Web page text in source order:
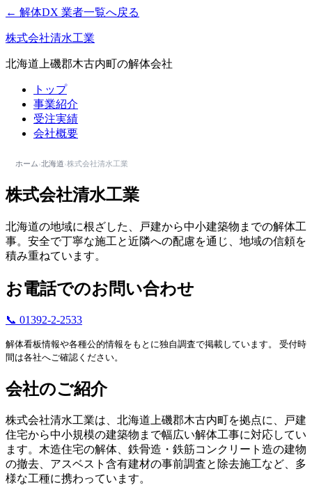
← 解体DX 業者一覧へ戻る
株式会社清水工業
北海道上磯郡木古内町の解体会社
トップ
事業紹介
受注実績
会社概要
ホーム›北海道›株式会社清水工業
株式会社清水工業
北海道の地域に根ざした、戸建から中小建築物までの解体工
事。安全で丁寧な施工と近隣への配慮を通じ、地域の信頼を
積み重ねています。
お電話でのお問い合わせ
📞 01392-2-2533
解体看板情報や各種公的情報をもとに独自調査で掲載しています。 受付時
間は各社へご確認ください。
会社のご紹介
株式会社清水工業は、北海道上磯郡木古内町を拠点に、戸建
住宅から中小規模の建築物まで幅広い解体工事に対応してい
ます。木造住宅の解体、鉄骨造・鉄筋コンクリート造の建物
の撤去、アスベスト含有建材の事前調査と除去施工など、多
様な工種に携わっています。